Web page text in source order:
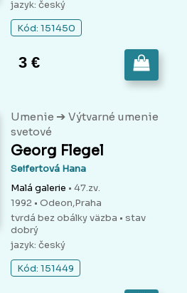
jazyk: český
Kód: 151450
3 €
Umenie ➔ Výtvarné umenie
svetové
Georg Flegel
Seifertová Hana
Malá galerie • 47.zv.
1992 • Odeon,Praha
tvrdá bez obálky väzba • stav
dobrý
jazyk: český
Kód: 151449